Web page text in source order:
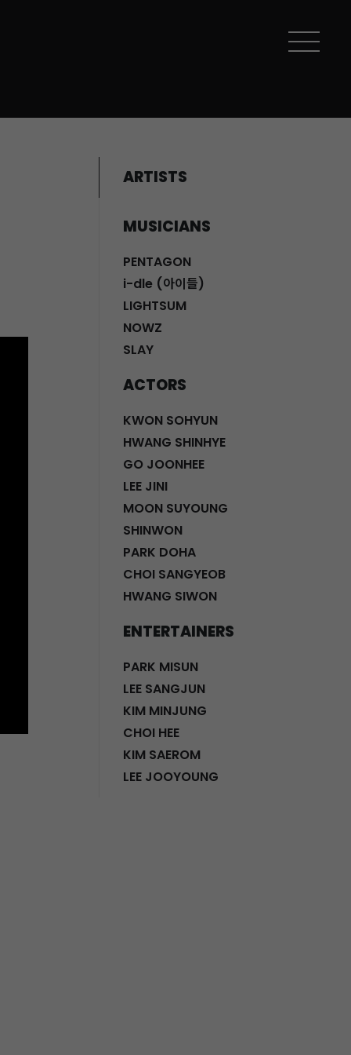
ARTISTS
MUSICIANS
PENTAGON
i-dle (아이들)
LIGHTSUM
NOWZ
SLAY
ACTORS
KWON SOHYUN
HWANG SHINHYE
GO JOONHEE
LEE JINI
MOON SUYOUNG
SHINWON
PARK DOHA
CHOI SANGYEOB
HWANG SIWON
ENTERTAINERS
PARK MISUN
LEE SANGJUN
KIM MINJUNG
CHOI HEE
KIM SAEROM
LEE JOOYOUNG